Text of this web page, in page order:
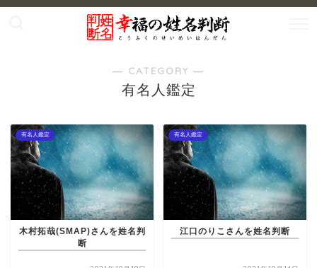
― CATEGORY ―
有名人鑑定
有名人鑑定
木村拓哉(SMAP)さんを姓名判
断
有名人鑑定
江口のりこさんを姓名判断